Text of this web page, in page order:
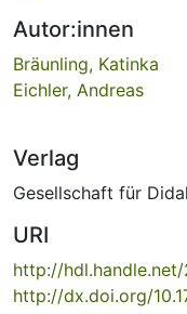
Autor:innen
Bräunling, Katinka
Eichler, Andreas
Verlag
Gesellschaft für
URI
http://
http://dx.doi.org/